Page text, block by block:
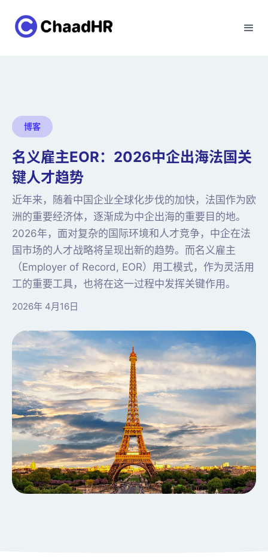
博客
名义雇主EOR：2026中企出海法国关
键人才趋势
近年来，随着中国企业全球化步伐的加快，法国作为欧
洲的重要经济体，逐渐成为中企出海的重要目的地。
2026年，面对复杂的国际环境和人才竞争，中企在法
国市场的人才战略将呈现出新的趋势。而名义雇主
（Employer of Record, EOR）用工模式，作为灵活用
工的重要工具，也将在这一过程中发挥关键作用。
2026年 4月16日